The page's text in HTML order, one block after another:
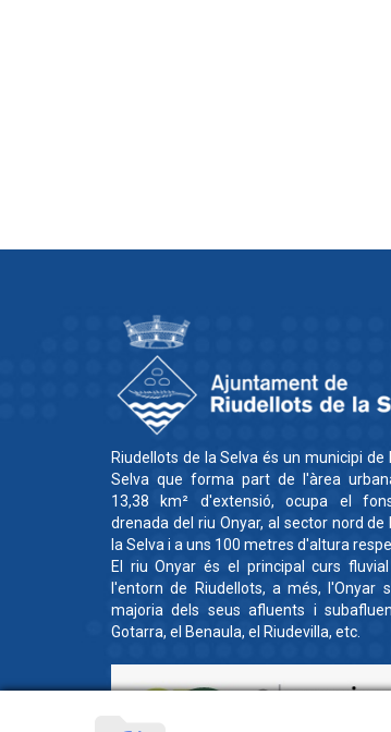
Riudellots de la Selva és un municipi
Selva que forma part de l'àrea
13,38 km² d'extensió, ocupa el
drenada del riu Onyar, al sector nord de
la Selva i a uns 100 metres d'altura
El riu Onyar és el principal curs
l'entorn de Riudellots, a més, l'Onyar
majoria dels seus afluents i
Gotarra, el Benaula, el Riudevilla, etc.